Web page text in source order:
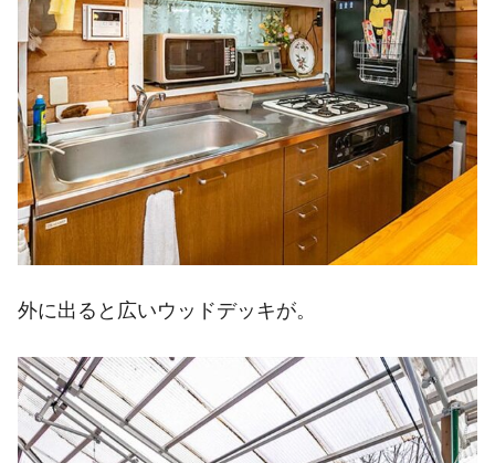
外に出ると広いウッドデッキが。